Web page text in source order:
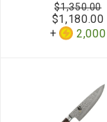
$1,180.00
2,000
$1,350.00